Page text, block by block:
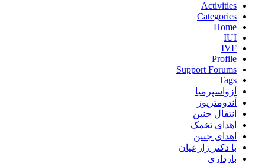
Activities
Categories
Home
IUI
IVF
Profile
Support Forums
Tags
آزواسپرمیا
آندومتریوز
انتقال جنین
اهدای تخمک
اهدای جنین
با دکتر زارعیان
بارداری